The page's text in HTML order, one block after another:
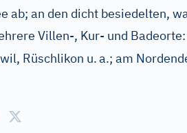
ab; an den dicht besiedelten,
Villen-, Kur- und
Rüschlikon u.a.; am